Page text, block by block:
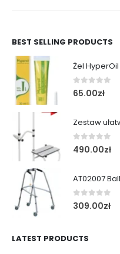
BEST SELLING PRODUCTS
Żel
0out of 5
65.00zł
0out of 5
490.00zł
0out of 5
309.00zł
LATEST PRODUCTS